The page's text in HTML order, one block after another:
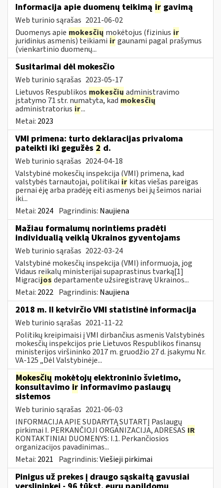
Informacija apie duomenų teikimą ir gavimą
Web turinio sąrašas 2021-06-02
Duomenys apie mokesčių mokėtojus (fizinius ir
juridinius asmenis) teikiami irgaunami pagal prašymus
(vienkartinio duomenų...
Susitarimai dėl mokesčio
Web turinio sąrašas 2023-05-17
Lietuvos Respublikos mokesčių administravimo
įstatymo 71 str. numatyta, kadmokesčių
administratorius ir...
Metai: 2023
VMI primena: turto deklaracijas privaloma
pateikti iki gegužės 2 d.
Web turinio sąrašas 2024-04-18
Valstybinė mokesčių inspekcija (VMI) primena, kad
valstybės tarnautojai, politikai ir kitas viešas pareigas
pernai ėję arba pradėję eiti asmenys bei jų šeimos nariai
iki...
Metai: 2024 Pagrindinis: Naujiena
Mažiau formalumų norintiems pradėti
individualią veiklą Ukrainos gyventojams
Web turinio sąrašas 2022-03-24
Valstybinė mokesčių inspekcija (VMI) informuoja, jog
Vidaus reikalų ministerijai supaprastinus tvarką[1]
Migracijos departamente užsiregistravę Ukrainos...
Metai: 2022 Pagrindinis: Naujiena
2018 m. II ketvirčio VMI statistinė informacija
Web turinio sąrašas 2021-11-22
Politikų kreipimaisi į VMI dirbančius asmenis Valstybinės
mokesčių inspekcijos prie Lietuvos Respublikos finansų
ministerijos viršininko 2017 m. gruodžio 27 d. įsakymu Nr.
VA-125 „Dėl Valstybinėje...
Mokesčių mokėtojų elektroninio švietimo,
konsultavimo ir informavimo paslaugų
sistemos
Web turinio sąrašas 2021-06-03
INFORMACIJA APIE SUDARYTĄ SUTARTĮ Paslaugų
pirkimai I. PERKANČIOJI ORGANIZACIJA, ADRESAS IR
KONTAKTINIAI DUOMENYS: I.1. Perkančiosios
organizacijos pavadinimas...
Metai: 2021 Pagrindinis:Viešieji pirkimai
Pinigus už prekes į draugo sąskaitą gavusiai